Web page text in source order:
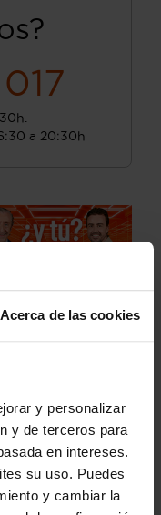
Acerca de las cookies
y personalizar
y de terceros para
en intereses.
su uso. Puedes
y cambiar la
a 20:30h